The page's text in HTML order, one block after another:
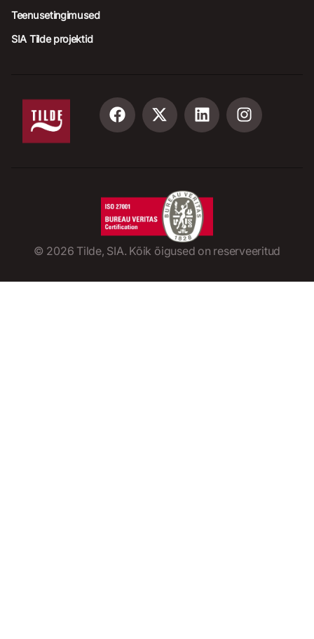
Teenusetingimused
SIA Tilde projektid
© 2026 Tilde, SIA. Kõik õigused on reserveeritud